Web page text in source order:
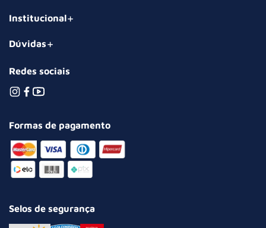
Institucional
Dúvidas
Redes sociais
Formas de pagamento
Selos de segurança